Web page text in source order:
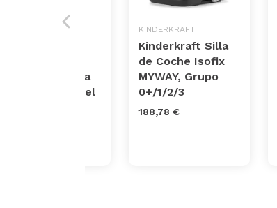
y giratoria
Ibaby Travel
KINDERKRAFT
Kinderkraft Silla
de Coche Isofix
MYWAY, Grupo
0+/1/2/3
188,78 €